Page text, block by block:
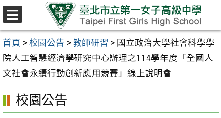
跳至主要內容區
首頁 > 校園公告 > 教師研習 > 國立政治大學社會科學學
院人工智慧經濟學研究中心辦理之114學年度「全國人
文社會永續行動創新應用競賽」線上說明會
校園公告
選
單